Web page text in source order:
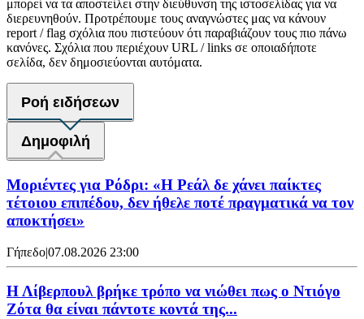
μπορεί να τα αποστείλει στην διεύθυνση της ιστοσελίδας για να
διερευνηθούν. Προτρέπουμε τους αναγνώστες μας να κάνουν
report / flag σχόλια που πιστεύουν ότι παραβιάζουν τους πιο πάνω
κανόνες. Σχόλια που περιέχουν URL / links σε οποιαδήποτε
σελίδα, δεν δημοσιεύονται αυτόματα.
Ροή ειδήσεων
Δημοφιλή
Μοριέντες για Ρόδρι: «Η Ρεάλ δε χάνει παίκτες
τέτοιου επιπέδου, δεν ήθελε ποτέ πραγματικά να τον
αποκτήσει»
Γήπεδο|07.08.2026 23:00
Η Λίβερπουλ βρήκε τρόπο να νιώθει πως ο Ντιόγο
Ζότα θα είναι πάντοτε κοντά της...